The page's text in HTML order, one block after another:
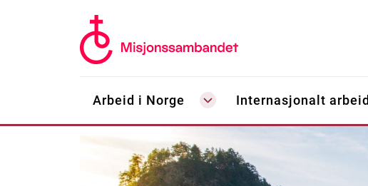
Arbeid i Norge Internasjonalt arbeid